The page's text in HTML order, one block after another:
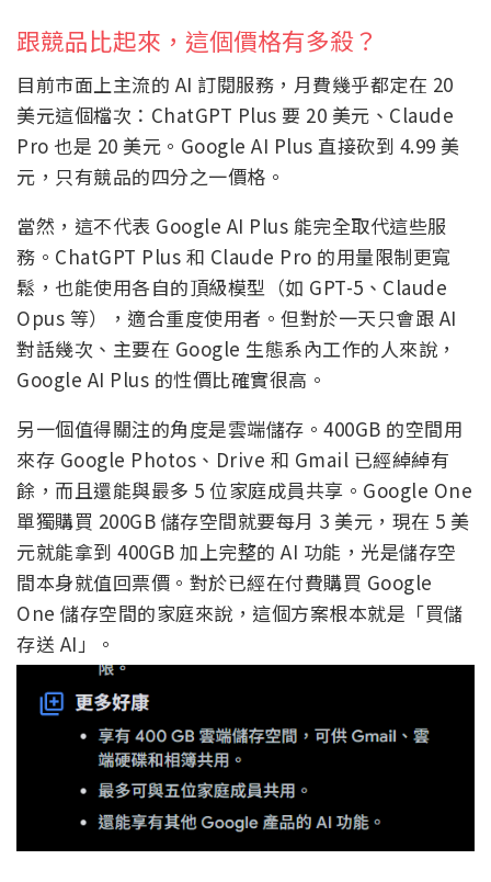
跟競品比起來，這個價格有多殺？
目前市面上主流的 AI 訂閱服務，月費幾乎都定在 20
美元這個檔次：ChatGPT Plus 要 20 美元、Claude
Pro 也是 20 美元。Google AI Plus 直接砍到 4.99 美
元，只有競品的四分之一價格。
當然，這不代表 Google AI Plus 能完全取代這些服
務。ChatGPT Plus 和 Claude Pro 的用量限制更寬
鬆，也能使用各自的頂級模型（如 GPT-5、Claude
Opus 等），適合重度使用者。但對於一天只會跟 AI
對話幾次、主要在 Google 生態系內工作的人來說，
Google AI Plus 的性價比確實很高。
另一個值得關注的角度是雲端儲存。400GB 的空間用
來存 Google Photos、Drive 和 Gmail 已經綽綽有
餘，而且還能與最多 5 位家庭成員共享。Google One
單獨購買 200GB 儲存空間就要每月 3 美元，現在 5 美
元就能拿到 400GB 加上完整的 AI 功能，光是儲存空
間本身就值回票價。對於已經在付費購買 Google
One 儲存空間的家庭來說，這個方案根本就是「買儲
存送 AI」。